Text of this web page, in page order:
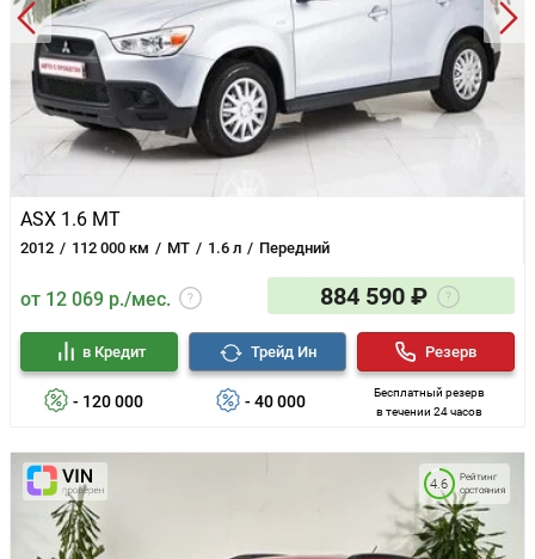
ASX 1.6 MT
2012 112 000 км MT 1.6 л Передний
от 12 069 р./мес. 884 590 ₽
- 120 000
в Кредит
- 40 000
Трейд Ин
Бесплатный резерв
в течении 24 часов
Резерв
Рейтинг
состояния
4.6